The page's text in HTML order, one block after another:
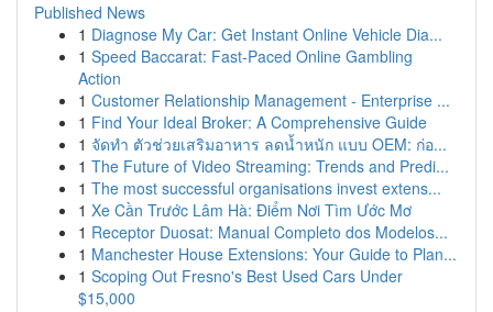
Published News
1 Diagnose My Car: Get Instant Online Vehicle Dia...
1 Speed Baccarat: Fast-Paced Online Gambling
Action
1 Customer Relationship Management - Enterprise ...
1 Find Your Ideal Broker: A Comprehensive Guide
1 จัดทำ ตัวช่วยเสริมอาหาร ลดน้ำหนัก แบบ OEM: ก่อ...
1 The Future of Video Streaming: Trends and Predi...
1 The most successful organisations invest extens...
1 Xe Cần Trước Lâm Hà: Điểm Nơi Tìm Ước Mơ
1 Receptor Duosat: Manual Completo dos Modelos...
1 Manchester House Extensions: Your Guide to Plan...
1 Scoping Out Fresno's Best Used Cars Under
$15,000